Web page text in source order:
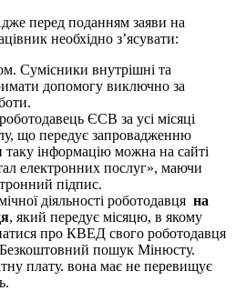
перед поданням заяви на
необхідно з’ясувати:
Сумісники внутрішні та
допомогу виключно за
ЄСВ за усі місяці
що передує запровадженню
інформацію можна на сайті
електронних послуг», маючи
підпис.
діяльності роботодавця на
, який передує місяцю, в якому
про КВЕД свого роботодавця
пошук Мінюсту.
плату. вона має не перевищує